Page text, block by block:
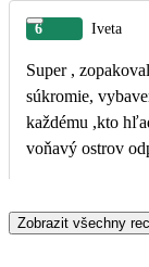
6 Iveta
Super ,
súkromie,
každému ,kto
voňavý ostrov
Zobrazit všechny